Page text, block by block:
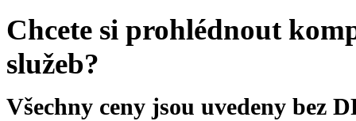
Chcete si prohlédnout
služeb?
Všechny ceny jsou uvedeny bez